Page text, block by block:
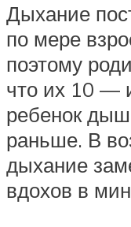
Дыхание
по мере
поэтому
что их 10 —
ребенок
раньше. В
дыхание
вдохов в